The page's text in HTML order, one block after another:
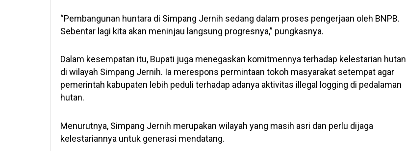
“Pembangunan huntara di Simpang Jernih sedang dalam proses pengerjaan oleh BNPB.
Sebentar lagi kita akan meninjau langsung progresnya,” pungkasnya.
Dalam kesempatan itu, Bupati juga menegaskan komitmennya terhadap kelestarian hutan
di wilayah Simpang Jernih. Ia merespons permintaan tokoh masyarakat setempat agar
pemerintah kabupaten lebih peduli terhadap adanya aktivitas illegal logging di pedalaman
hutan.
Menurutnya, Simpang Jernih merupakan wilayah yang masih asri dan perlu dijaga
kelestariannya untuk generasi mendatang.